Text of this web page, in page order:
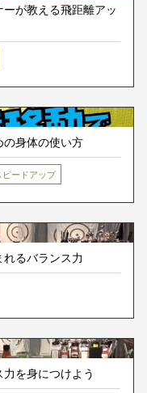
が教える飛距離アッ
身体の使い方
ードアップ
るバランス力
を身につけよう